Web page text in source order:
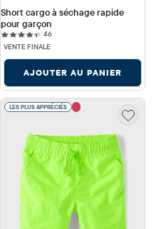
Short cargo à séchage rapide
pour garçon
4646 reviews
VENTE FINALE
AJOUTER AU PANIER
LES PLUS APPRÉCIÉS